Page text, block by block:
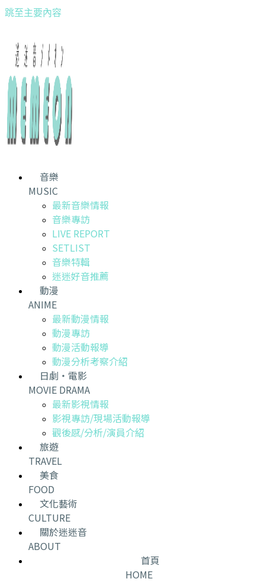
跳至主要內容
音樂
MUSIC
最新音樂情報
音樂專訪
LIVE REPORT
SETLIST
音樂特輯
迷迷好音推薦
動漫
ANIME
最新動漫情報
動漫專訪
動漫活動報導
動漫分析考察介紹
日劇・電影
MOVIE DRAMA
最新影視情報
影視專訪/現場活動報導
觀後感/分析/演員介紹
旅遊
TRAVEL
美食
FOOD
文化藝術
CULTURE
關於迷迷音
ABOUT
首頁
HOME